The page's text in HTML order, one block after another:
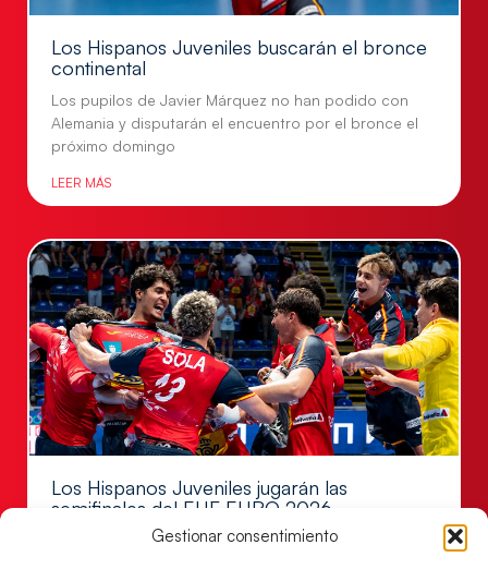
Gestionar consentimiento
Los Hispanos Juveniles buscarán el bronce
continental
Los pupilos de Javier Márquez no han podido con
Alemania y disputarán el encuentro por el bronce el
próximo domingo
LEER MÁS
Los Hispanos Juveniles jugarán las
semifinales del EHF EURO 2026
Los pupilos de Javier Márquez se han llevado el